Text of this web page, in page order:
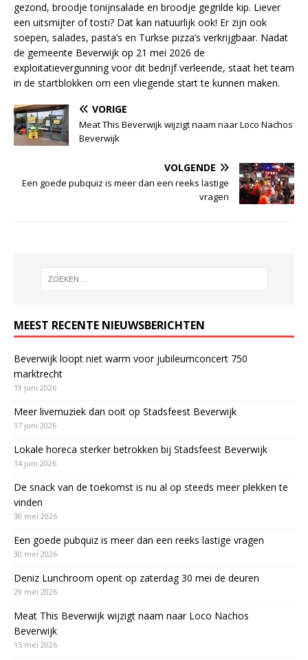
gezond, broodje tonijnsalade en broodje gegrilde kip. Liever
een uitsmijter of tosti? Dat kan natuurlijk ook! Er zijn ook
soepen, salades, pasta’s en Turkse pizza’s verkrijgbaar. Nadat
de gemeente Beverwijk op 21 mei 2026 de
exploitatievergunning voor dit bedrijf verleende, staat het team
in de startblokken om een vliegende start te kunnen maken.
VORIGE
Meat This Beverwijk wijzigt naam naar Loco Nachos
Beverwijk
VOLGENDE
Een goede pubquiz is meer dan een reeks lastige
vragen
MEEST RECENTE NIEUWSBERICHTEN
Beverwijk loopt niet warm voor jubileumconcert 750
marktrecht
19 juni 2026
Meer livemuziek dan ooit op Stadsfeest Beverwijk
17 juni 2026
Lokale horeca sterker betrokken bij Stadsfeest Beverwijk
14 juni 2026
De snack van de toekomst is nu al op steeds meer plekken te
vinden
30 mei 2026
Een goede pubquiz is meer dan een reeks lastige vragen
30 mei 2026
Deniz Lunchroom opent op zaterdag 30 mei de deuren
29 mei 2026
Meat This Beverwijk wijzigt naam naar Loco Nachos
Beverwijk
15 mei 2026